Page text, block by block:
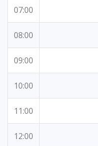
07:00
08:00
09:00
10:00
11:00
12:00